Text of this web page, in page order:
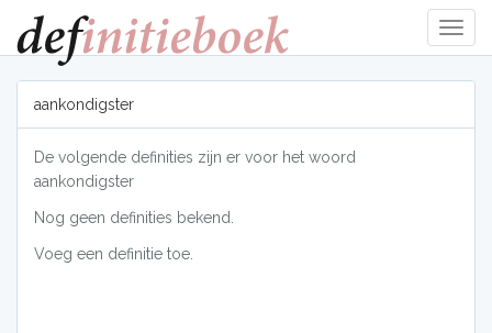
tonen
aankondigster
De volgende definities zijn er voor het woord
aankondigster
Nog geen definities bekend.
Voeg een definitie toe.